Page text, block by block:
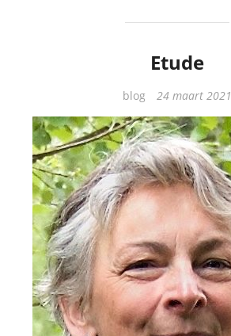
Etude
Categorieën
blog 24 maart 2021